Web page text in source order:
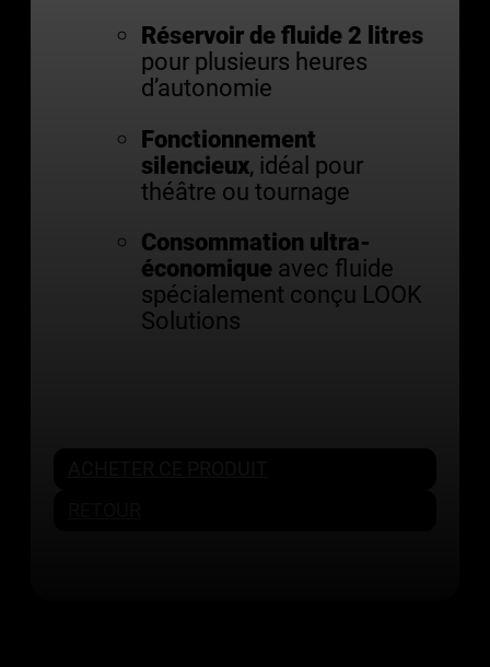
Réservoir de fluide 2 litres
pour plusieurs heures
d’autonomie
Fonctionnement
silencieux, idéal pour
théâtre ou tournage
Consommation ultra-
économique avec fluide
spécialement conçu LOOK
Solutions